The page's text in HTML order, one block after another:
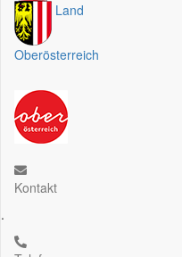
Land
Oberösterreich
Kontakt
.